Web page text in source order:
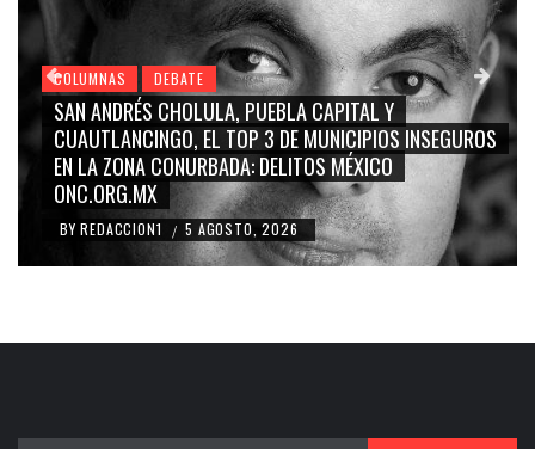
COLUMNAS DEBATE
GRACE PALOMARES, NAY SALVATORI, SERGIO MAYER,
CARMEN SALINAS “LA CORCHOLATA”, CUAUHTÉMOC
BLANCO, SILVIA PINAL: LA TRIVIALIZACIÓN Y
RIDICULIZACIÓN DE LA REPRESENTACIÓN CIUDADANA
BY REDACCION1 / 4 AGOSTO, 2026